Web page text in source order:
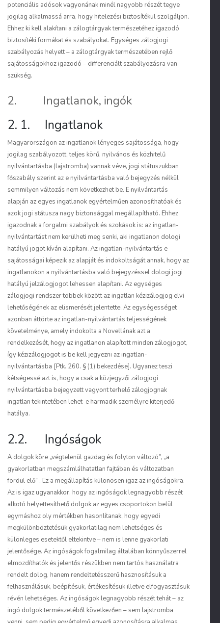
potenciális adósok vagyonának minél nagyobb részét tegye
jogilag alkalmassá arra, hogy hitelezési biztosítékul szolgáljon.
Ehhez ki kell alakítani a zálogtárgyak természetéhez igazodó
biztosítéki formákat és szabályokat. Egységes zálogjogi
szabályozás helyett – a zálogtárgyak természetében rejlő
sajátosságokhoz igazodó – differenciált szabályozásra van
szükség.
2. Ingatlanok, ingók
2. 1. Ingatlanok
Magyarországon az ingatlanok lényeges sajátossága, hogy
jogilag szabályozott, teljes körű, nyilvános és közhitelű
nyilvántartásba (lajstromba) vannak véve, jogi státuszukban
főszabály szerint az e nyilvántartásba való bejegyzés nélkül
semmilyen változás nem következhet be. E nyilvántartás
alapján az egyes ingatlanok egyértelműen azonosíthatóak és
azok jogi státusza nagy biztonsággal megállapítható. Ehhez
igazodnak a forgalmi szabályok és szokások is: az ingatlan-
nyilvántartást nem kerülheti meg senki, aki ingatlanon dologi
hatályú jogot kíván alapítani. Az ingatlan-nyilvántartás e
sajátosságai képezik az alapját és indokoltságát annak, hogy az
ingatlanokon a nyilvántartásba való bejegyzéssel dologi jogi
hatályú jelzálogjogot lehessen alapítani. Az egységes
zálogjogi rendszer többek között az ingatlan kézizálogjog elvi
lehetőségének az elismerését jelentette. Az egységességet
azonban áttörte az ingatlan-nyilvántartás teljességének
követelménye, amely indokolta a Novellának azt a
rendelkezését, hogy az ingatlanon alapított minden zálogjogot,
így kézizálogjogot is be kell jegyezni az ingatlan-
nyilvántartásba [Ptk. 260. § (1) bekezdése]. Ugyanez teszi
kétségessé azt is, hogy a csak a közjegyzői zálogjogi
nyilvántartásba bejegyzett vagyont terhelő zálogjognak
ingatlan tekintetében lehet-e harmadik személyre kiterjedő
hatálya.
2.2. Ingóságok
A dolgok köre „végtelenül gazdag és folyton változó”, „a
gyakorlatban megszámlálhatatlan fajtában és változatban
fordul elő” . Ez a megállapítás különösen igaz az ingóságokra.
Az is igaz ugyanakkor, hogy az ingóságok legnagyobb részét
alkotó helyettesíthető dolgok az egyes csoportokon belül
egymáshoz oly mértékben hasonlítanak, hogy egyedi
megkülönböztetésük gyakorlatilag nem lehetséges és
különleges esetektől eltekintve – nem is lenne gyakorlati
jelentősége. Az ingóságok fogalmilag általában könnyűszerrel
elmozdíthatók és jelentős részükben nem tartós használatra
rendelt dolog, hanem rendeltetésszerű hasznosításuk a
felhasználásuk, beépítésük, értéke­sítésük illetve elfogyasztásuk
révén lehetséges. Az ingóságok legnagyobb részét tehát – az
ingó dolgok természetéből következően – sem lajstromba